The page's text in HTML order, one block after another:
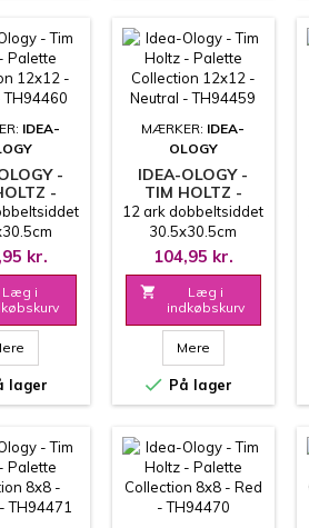
IDEA-
-
-
GREEN -
kr.
Læg i
lager
MÆRKER: IDEA-
OLOGY
IDEA-OLOGY -
TIM HOLTZ -
PALETTE
COLLECTION
12X12 - NEUTRAL
- TH94459
12 ark dobbeltsiddet
30.5x30.5cm
104,95 kr.

Læg i
indkøbskurv
Mere
 På lager